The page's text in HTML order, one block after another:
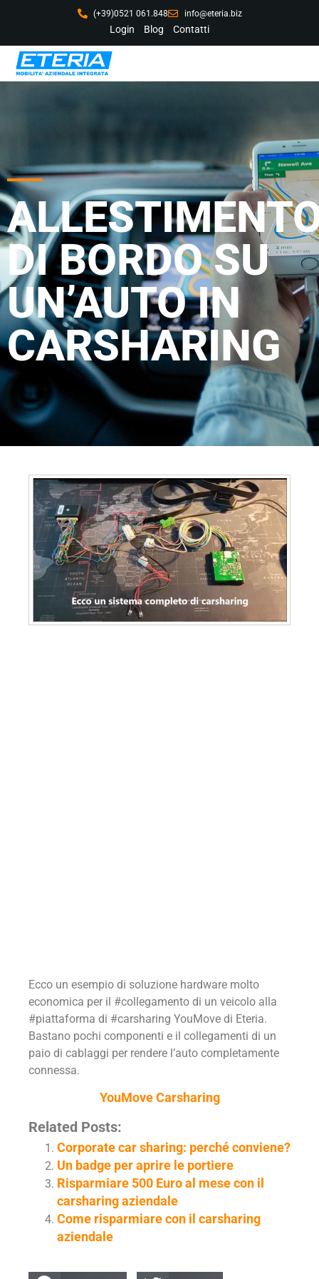
Login Blog Contatti
(+39)0521 061.848 info@eteria.biz
DI BORDO SU
UN’AUTO IN
CARSHARING
Ecco un esempio di soluzione hardware molto
economica per il #collegamento di un veicolo alla
#piattaforma di #carsharing YouMove di Eteria.
Bastano pochi componenti e il collegamenti di un
paio di cablaggi per rendere l’auto completamente
connessa.
YouMove Carsharing
Related Posts:
Corporate car sharing: perché conviene?
Un badge per aprire le portiere
Risparmiare 500 Euro al mese con il
carsharing aziendale
Come risparmiare con il carsharing
aziendale